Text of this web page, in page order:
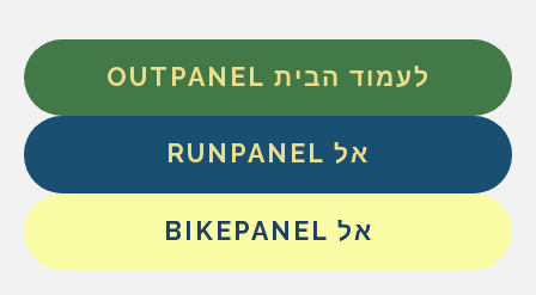
לעמוד הבית OUTPANEL
אל RUNPANEL
אל BIKEPANEL